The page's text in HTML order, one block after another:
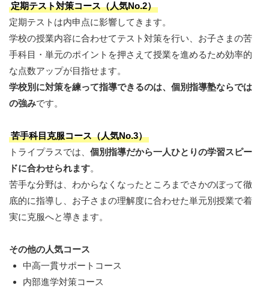
定期テスト対策コース（人気No.2）
定期テストは内申点に影響してきます。
学校の授業内容に合わせてテスト対策を行い、お子さまの苦
手科目・単元のポイントを押さえて授業を進めるため効率的
な点数アップが目指せます。
学校別に対策を練って指導できるのは、個別指導塾ならでは
の強みです。
苦手科目克服コース（人気No.3）
トライプラスでは、 個別指導だから一人ひとりの学習スピー
ドに合わせられます。
苦手な分野は、わからなくなったところまでさかのぼって徹
底的に指導し、お子さまの理解度に合わせた単元別授業で着
実に克服へと導きます。
その他の人気コース
中高一貫サポートコース
内部進学対策コース